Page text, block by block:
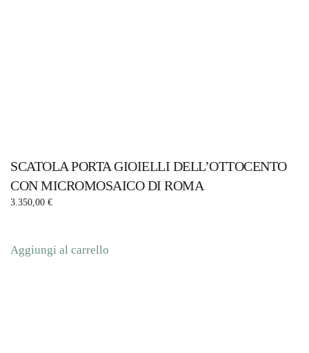
SCATOLA PORTA GIOIELLI DELL’OTTOCENTO
CON MICROMOSAICO DI ROMA
3.350,00 €
Aggiungi al carrello